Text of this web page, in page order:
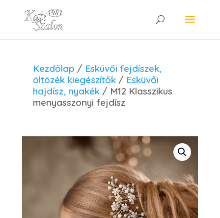
Kezdőlap / Esküvői fejdíszek,
öltözék kiegészítők / Esküvői
hajdísz, nyakék / M12 Klasszikus
menyasszonyi fejdísz